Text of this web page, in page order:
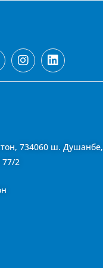
734060 ш. Душанбе,
77/2